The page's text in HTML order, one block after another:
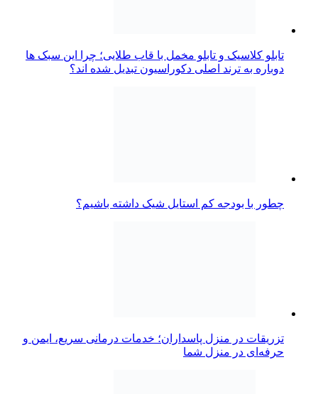
تابلو کلاسیک و تابلو مخمل با قاب طلایی؛ چرا این سبک ها
دوباره به ترند اصلی دکوراسیون تبدیل شده اند؟
چطور با بودجه کم استایل شیک داشته باشیم؟
تزریقات در منزل پاسداران؛ خدمات درمانی سریع، ایمن و
حرفه‌ای در منزل شما